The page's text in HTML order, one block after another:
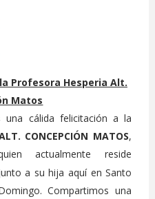
Profesora Hesperia Alt.
Matos
una cálida felicitación a la
CONCEPCIÓN MATOS,
actualmentereside
a su hija aquí en Santo
Compartimos una